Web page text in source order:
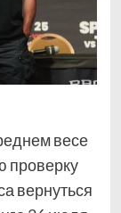
весе
проверку
вернуться